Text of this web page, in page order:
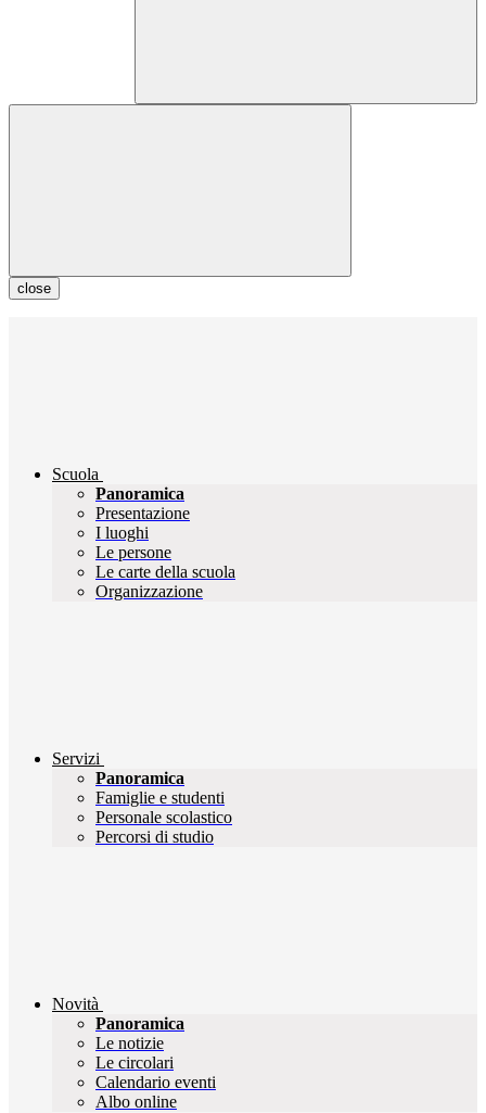
close
Scuola
Panoramica
Presentazione
I luoghi
Le persone
Le carte della scuola
Organizzazione
Servizi
Panoramica
Famiglie e studenti
Personale scolastico
Percorsi di studio
Novità
Panoramica
Le notizie
Le circolari
Calendario eventi
Albo online